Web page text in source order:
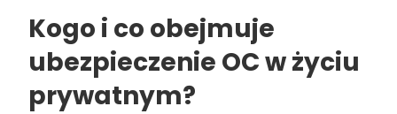
Kogo i co obejmuje
ubezpieczenie OC w życiu
prywatnym?